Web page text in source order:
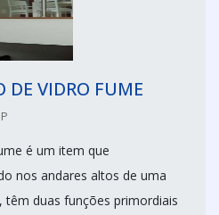
DE VIDRO FUME
é um item que
nos andares altos de uma
duas funções primordiais